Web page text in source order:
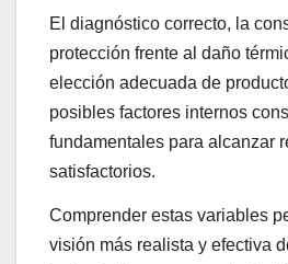
El diagnóstico correcto, la
protección frente al daño
elección adecuada de
posibles factores internos
fundamentales para alcanzar
satisfactorios.
Comprender estas variables
visión más realista y efectiva